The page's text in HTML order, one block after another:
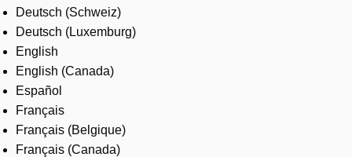
Where to buy
Contact us
Careers
Deutsch (Schweiz)
Deutsch (Luxemburg)
English
English (Canada)
Español
Français
Français (Belgique)
Français (Canada)